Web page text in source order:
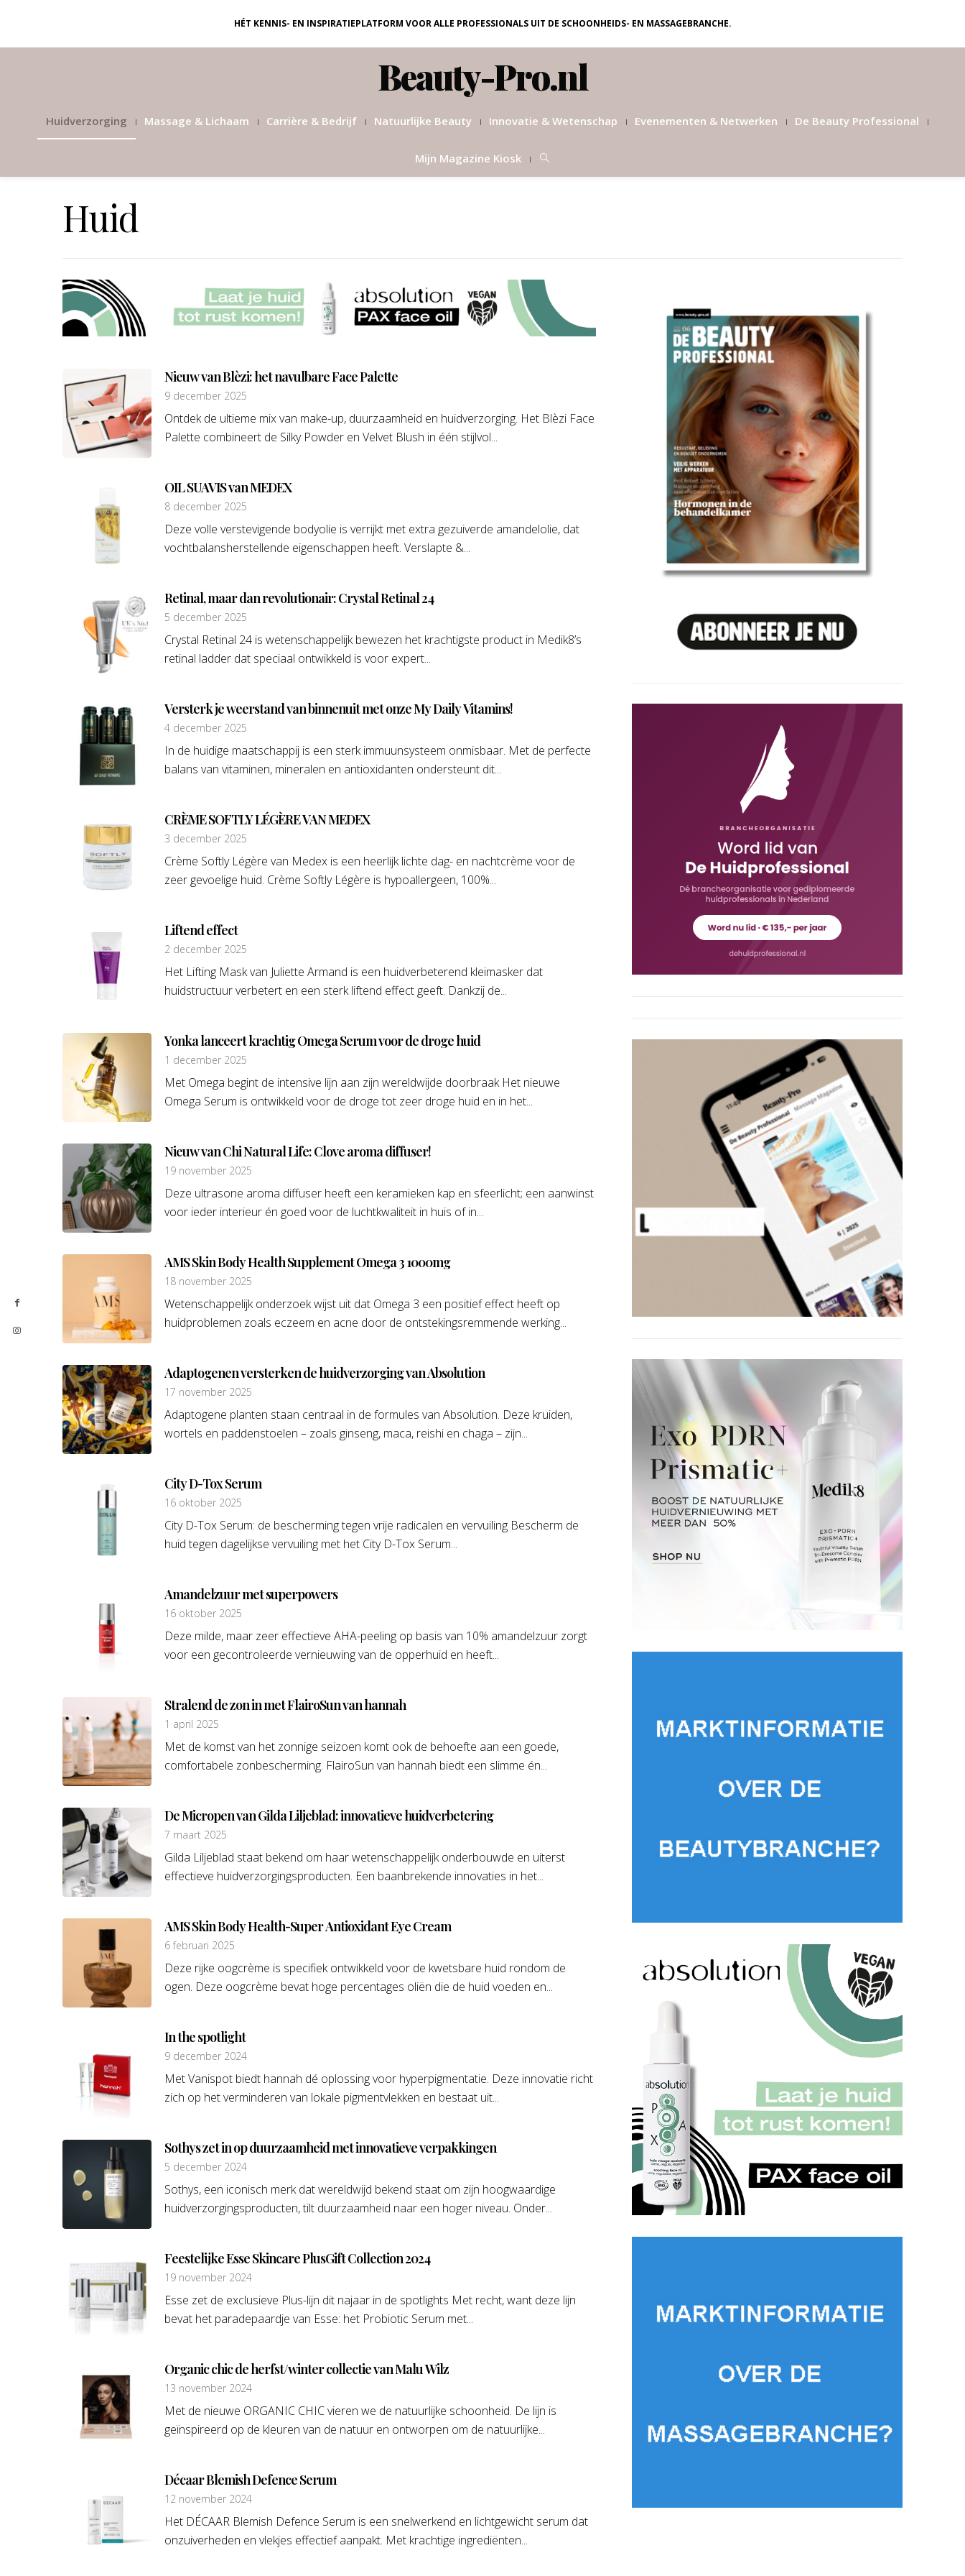
HÉT KENNIS- EN INSPIRATIEPLATFORM VOOR ALLE PROFESSIONALS UIT DE SCHOONHEIDS- EN MASSAGEBRANCHE.
Beauty-Pro.nl
Huidverzorging Massage & Lichaam Carrière & Bedrijf Natuurlijke Beauty Innovatie & Wetenschap Evenementen & Netwerken De Beauty Professional
Mijn Magazine Kiosk
Huid
Nieuw van Blèzi: het navulbare Face Palette
9 december 2025
Ontdek de ultieme mix van make-up, duurzaamheid en huidverzorging. Het Blèzi Face
Palette combineert de Silky Powder en Velvet Blush in één stijlvol...
OIL SUAVIS van MEDEX
8 december 2025
Deze volle verstevigende bodyolie is verrijkt met extra gezuiverde amandelolie, dat
vochtbalansherstellende eigenschappen heeft. Verslapte &...
Retinal, maar dan revolutionair: Crystal Retinal 24
5 december 2025
Crystal Retinal 24 is wetenschappelijk bewezen het krachtigste product in Medik8’s
retinal ladder dat speciaal ontwikkeld is voor expert...
Versterk je weerstand van binnenuit met onze My Daily Vitamins!
4 december 2025
In de huidige maatschappij is een sterk immuunsysteem onmisbaar. Met de perfecte
balans van vitaminen, mineralen en antioxidanten ondersteunt dit...
CRÈME SOFTLY LÉGÈRE VAN MEDEX
3 december 2025
Crème Softly Légère van Medex is een heerlijk lichte dag- en nachtcrème voor de
zeer gevoelige huid. Crème Softly Légère is hypoallergeen, 100%...
Liftend effect
2 december 2025
Het Lifting Mask van Juliette Armand is een huidverbeterend kleimasker dat
huidstructuur verbetert en een sterk liftend effect geeft. Dankzij de...
Yonka lanceert krachtig Omega Serum voor de droge huid
1 december 2025
Met Omega begint de intensive lijn aan zijn wereldwijde doorbraak Het nieuwe
Omega Serum is ontwikkeld voor de droge tot zeer droge huid en in het...
Nieuw van Chi Natural Life: Clove aroma diffuser!
19 november 2025
Deze ultrasone aroma diffuser heeft een keramieken kap en sfeerlicht; een aanwinst
voor ieder interieur én goed voor de luchtkwaliteit in huis of in...
AMS Skin Body Health Supplement Omega 3 1000mg
18 november 2025
Wetenschappelijk onderzoek wijst uit dat Omega 3 een positief effect heeft op
huidproblemen zoals eczeem en acne door de ontstekingsremmende werking...
Adaptogenen versterken de huidverzorging van Absolution
17 november 2025
Adaptogene planten staan centraal in de formules van Absolution. Deze kruiden,
wortels en paddenstoelen – zoals ginseng, maca, reishi en chaga – zijn...
City D-Tox Serum
16 oktober 2025
City D-Tox Serum: de bescherming tegen vrije radicalen en vervuiling Bescherm de
huid tegen dagelijkse vervuiling met het City D-Tox Serum...
Amandelzuur met superpowers
16 oktober 2025
Deze milde, maar zeer effectieve AHA-peeling op basis van 10% amandelzuur zorgt
voor een gecontroleerde vernieuwing van de opperhuid en heeft...
Stralend de zon in met FlairoSun van hannah
1 april 2025
Met de komst van het zonnige seizoen komt ook de behoefte aan een goede,
comfortabele zonbescherming. FlairoSun van hannah biedt een slimme én...
De Micropen van Gilda Liljeblad: innovatieve huidverbetering
7 maart 2025
Gilda Liljeblad staat bekend om haar wetenschappelijk onderbouwde en uiterst
effectieve huidverzorgingsproducten. Een baanbrekende innovaties in het...
AMS Skin Body Health-Super Antioxidant Eye Cream
6 februari 2025
Deze rijke oogcrème is specifiek ontwikkeld voor de kwetsbare huid rondom de
ogen. Deze oogcrème bevat hoge percentages oliën die de huid voeden en...
In the spotlight
9 december 2024
Met Vanispot biedt hannah dé oplossing voor hyperpigmentatie. Deze innovatie richt
zich op het verminderen van lokale pigmentvlekken en bestaat uit...
Sothys zet in op duurzaamheid met innovatieve verpakkingen
5 december 2024
Sothys, een iconisch merk dat wereldwijd bekend staat om zijn hoogwaardige
huidverzorgingsproducten, tilt duurzaamheid naar een hoger niveau. Onder...
Feestelijke Esse Skincare PlusGift Collection 2024
19 november 2024
Esse zet de exclusieve Plus-lijn dit najaar in de spotlights Met recht, want deze lijn
bevat het paradepaardje van Esse: het Probiotic Serum met...
Organic chic de herfst/winter collectie van Malu Wilz
13 november 2024
Met de nieuwe ORGANIC CHIC vieren we de natuurlijke schoonheid. De lijn is
geïnspireerd op de kleuren van de natuur en ontworpen om de natuurlijke...
Décaar Blemish Defence Serum
12 november 2024
Het DÉCAAR Blemish Defence Serum is een snelwerkend en lichtgewicht serum dat
onzuiverheden en vlekjes effectief aanpakt. Met krachtige ingrediënten...